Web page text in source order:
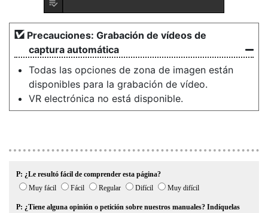
Precauciones: Grabación de vídeos de
captura automática
Todas las opciones de zona de imagen están
disponibles para la grabación de vídeo.
VR electrónica no está disponible.